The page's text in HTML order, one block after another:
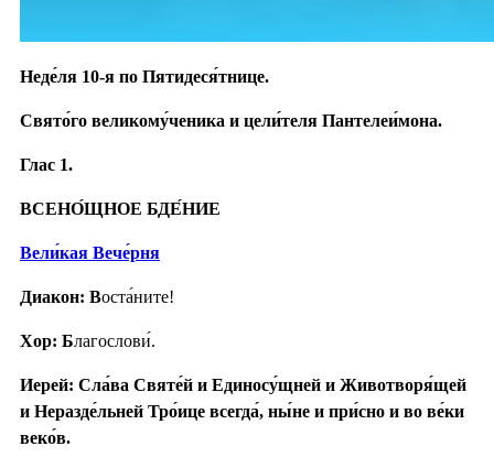
Неде́ля 10-я по Пятидеся́тнице.
Свято́го великому́ченика и цели́теля Пантелеи́мона.
Глас 1.
ВСЕНО́ЩНОЕ БДЕ́НИЕ
Вели́кая Вече́рня
Диакон: Воста́ните!
Хор: Благослови́.
Иерей: Сла́ва Святе́й и Единосу́щней и Животворя́щей
и Неразде́льней Тро́ице всегда́, ны́не и при́сно и во ве́ки
веко́в.